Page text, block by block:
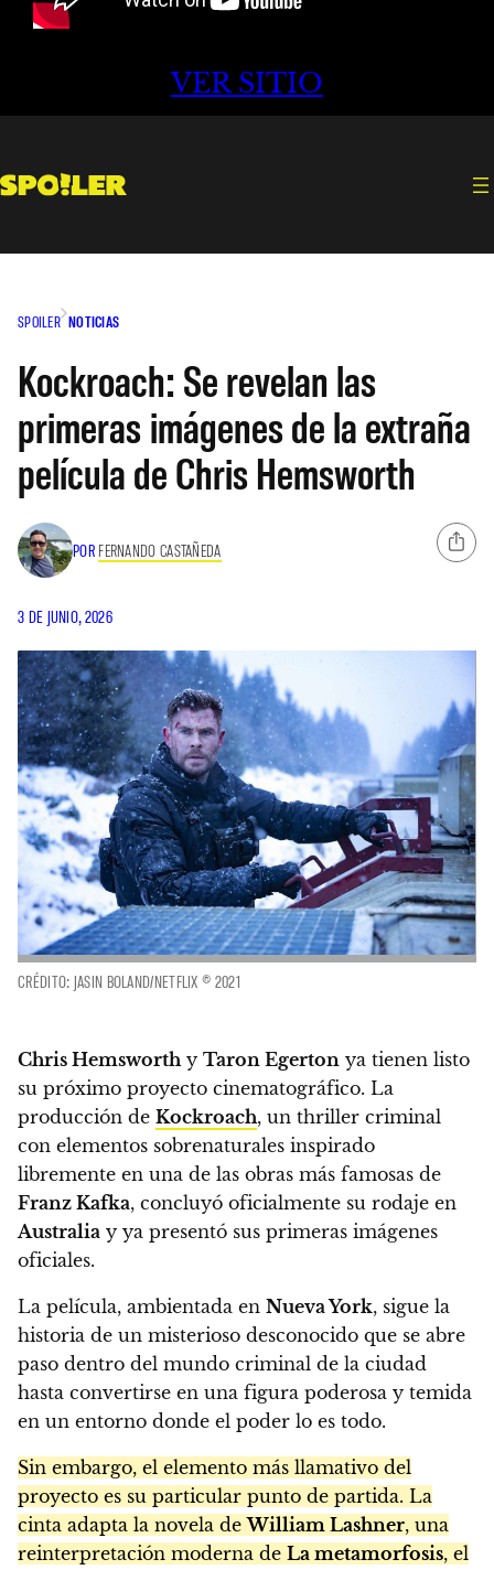
VER SITIO
SPOILER NOTICIAS
Kockroach: Se revelan las
primeras imágenes de la extraña
película de Chris Hemsworth
POR FERNANDO CASTAÑEDA
3 DE JUNIO, 2026
CRÉDITO: JASIN BOLAND/NETFLIX © 2021
Chris Hemsworthy Taron Egerton ya tienen listo
su próximo proyecto cinematográfico. La
producción de Kockroach, un thriller criminal
con elementos sobrenaturales inspirado
libremente en una de las obras más famosas de
Franz Kafka, concluyó oficialmente su rodaje en
Australia y ya presentó sus primeras imágenes
oficiales.
La película, ambientada en Nueva York, sigue la
historia de un misterioso desconocido que se abre
paso dentro del mundo criminal de la ciudad
hasta convertirse en una figura poderosa y temida
en un entorno donde el poder lo es todo.
Sin embargo, el elemento más llamativo del
proyecto es su particular punto de partida. La
cinta adapta la novela deWilliam Lashner, una
reinterpretación moderna de La metamorfosis, el